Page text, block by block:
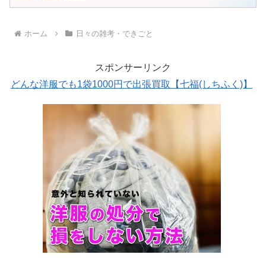
ホーム 日々の雑考・できごと
スポンサーリンク
どんな洋服でも1袋1000円で出張買取【七福(しちふく)】